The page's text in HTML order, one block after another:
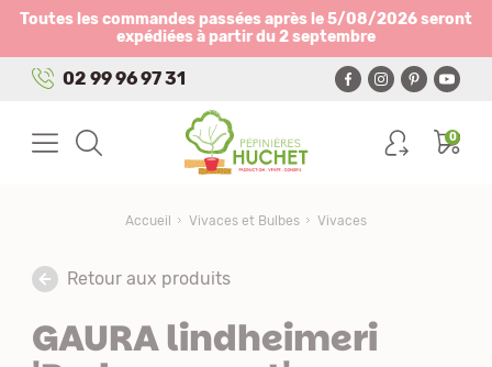
Toutes les commandes passées après le 5/08/2026 seront
expédiées à partir du 2 septembre
02 99 96 97 31
0
Accueil Vivaces et Bulbes Vivaces
Retour aux produits
GAURA lindheimeri
Panneau de gestion des cookies